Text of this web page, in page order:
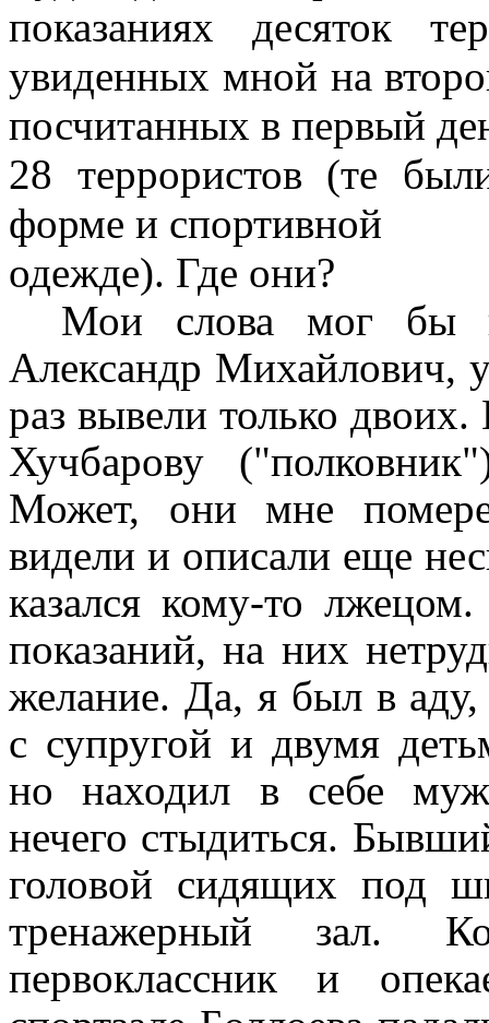
показаниях десяток
увиденных мной на
посчитанных в первый
28 террористов (те
форме и спортивной
одежде). Где они?
Мои слова мог бы
Александр Михайлович,
раз вывели только
Хучбарову
Может, они мне
видели и описали еще
казался кому-то
показаний, на них
желание. Да, я был в аду,
с супругой и двумя
но находил в себе
нечего стыдиться.
головой сидящих под
тренажерный зал.
первоклассник и